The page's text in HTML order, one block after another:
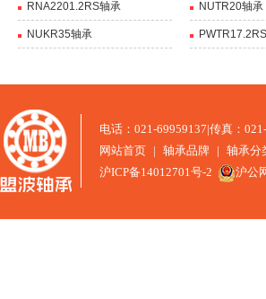
RNA2201.2RS轴承 NUTR20轴承
NUKR35轴承
电话：021-69959137|传真：
网站首页 | 轴承品牌 | 轴承分
沪ICP备14012701号-2
沪公